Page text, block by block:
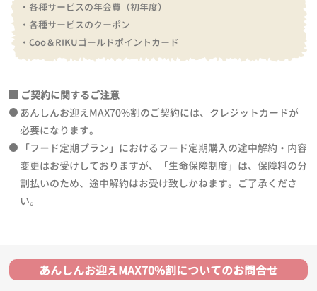
・各種サービスの年会費（初年度）
・各種サービスのクーポン
・Coo＆RIKUゴールドポイントカード
ご契約に関するご注意
あんしんお迎えMAX70%割のご契約には、クレジットカードが
必要になります。
「フード定期プラン」におけるフード定期購入の途中解約・内容
変更はお受けしておりますが、「生命保障制度」は、保障料の分
割払いのため、途中解約はお受け致しかねます。ご了承くださ
い。
あんしんお迎えMAX70%割についてのお問合せ